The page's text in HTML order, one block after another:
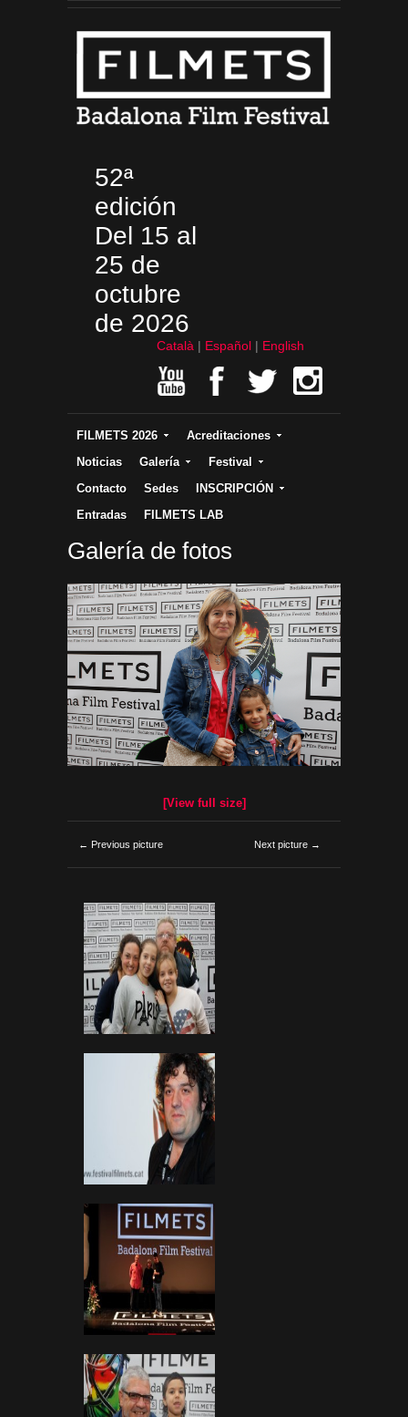
52ª
edición
Del 15 al
25 de
octubre
de 2026
Català Español English
FILMETS 2026
Acreditaciones
Noticias
Galería
Festival
Contacto
Sedes
INSCRIPCIÓN
Entradas
FILMETS LAB
Galería de fotos
[View full size]
← Previous picture Next picture →